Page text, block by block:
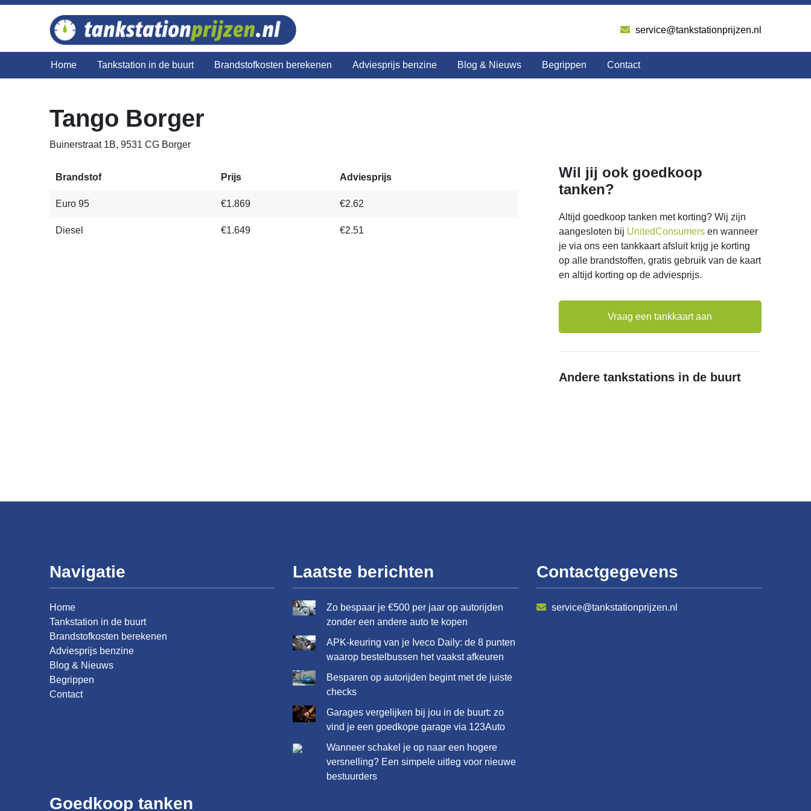
service@tankstationprijzen.nl
Home Tankstation in de buurt Brandstofkosten berekenen Adviesprijs benzine Blog & Nieuws Begrippen Contact
Tango Borger
Buinerstraat 1B, 9531 CG Borger
Brandstof Prijs Adviesprijs
Euro 95 €1.869 €2.62
Diesel €1.649 €2.51
Wil jij ook goedkoop
tanken?
Altijd goedkoop tanken met korting? Wij zijn
aangesloten bij UnitedConsumersen wanneer
je via ons een tankkaart afsluit krijg je korting
op alle brandstoffen, gratis gebruik van de kaart
en altijd korting op de adviesprijs.
Vraag een tankkaart aan
Andere tankstations in de buurt
Navigatie
Home
Tankstation in de buurt
Brandstofkosten berekenen
Adviesprijs benzine
Blog & Nieuws
Begrippen
Contact
Laatste berichten
Zo bespaar je €500 per jaar op autorijden
zonder een andere auto te kopen
APK-keuring van je Iveco Daily: de 8 punten
waarop bestelbussen het vaakst afkeuren
Besparen op autorijden begint met de juiste
checks
Garages vergelijken bij jou in de buurt: zo
vind je een goedkope garage via 123Auto
Wanneer schakel je op naar een hogere
versnelling? Een simpele uitleg voor nieuwe
bestuurders
Contactgegevens
service@tankstationprijzen.nl
Goedkoop tanken